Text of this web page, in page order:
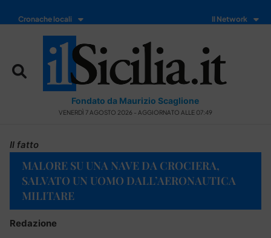
Cronache locali Il Network
Fondato da Maurizio Scaglione
VENERDÌ 7 AGOSTO 2026 - AGGIORNATO ALLE 07:49
Il fatto
MALORE SU UNA NAVE DA CROCIERA,
SALVATO UN UOMO DALL’AERONAUTICA
MILITARE
Redazione